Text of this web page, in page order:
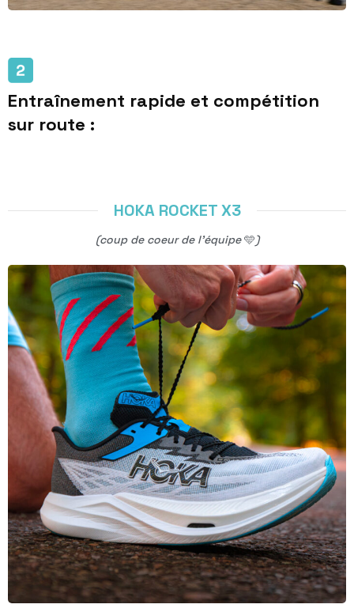
Entraînement rapide et compétition
sur route :
HOKA ROCKET X3
(coup de coeur de l’équipe🩵)